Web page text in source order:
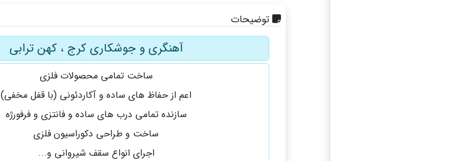
توضیحات
آهنگری و جوشکاری کرج ، کهن ترابی
ساخت تمامی محصولات فلزی
اعم از حفاظ های ساده و آکاردئونی (با قفل مخفی)
سازنده تمامی درب های ساده و فانتزی و فرفورژه
ساخت و طراحی دکوراسیون فلزی
اجرای انواع سقف شیروانی و...